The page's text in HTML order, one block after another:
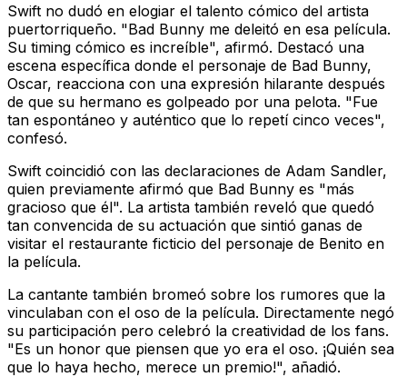
Swift no dudó en elogiar el talento cómico del artista
puertorriqueño. "Bad Bunny me deleitó en esa película.
Su timing cómico es increíble", afirmó. Destacó una
escena específica donde el personaje de Bad Bunny,
Oscar, reacciona con una expresión hilarante después
de que su hermano es golpeado por una pelota. "Fue
tan espontáneo y auténtico que lo repetí cinco veces",
confesó.
Swift coincidió con las declaraciones de Adam Sandler,
quien previamente afirmó que Bad Bunny es "más
gracioso que él". La artista también reveló que quedó
tan convencida de su actuación que sintió ganas de
visitar el restaurante ficticio del personaje de Benito en
la película.
La cantante también bromeó sobre los rumores que la
vinculaban con el oso de la película. Directamente negó
su participación pero celebró la creatividad de los fans.
"Es un honor que piensen que yo era el oso. ¡Quién sea
que lo haya hecho, merece un premio!", añadió.